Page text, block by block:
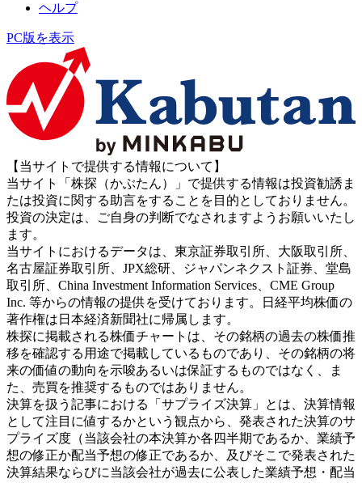
ヘルプ
PC版を表示
【当サイトで提供する情報について】
当サイト「株探（かぶたん）」で提供する情報は投資勧誘ま
たは投資に関する助言をすることを目的としておりません。
投資の決定は、ご自身の判断でなされますようお願いいたし
ます。
当サイトにおけるデータは、東京証券取引所、大阪取引所、
名古屋証券取引所、JPX総研、ジャパンネクスト証券、堂島
取引所、China Investment Information Services、CME Group
Inc. 等からの情報の提供を受けております。日経平均株価の
著作権は日本経済新聞社に帰属します。
株探に掲載される株価チャートは、その銘柄の過去の株価推
移を確認する用途で掲載しているものであり、その銘柄の将
来の価値の動向を示唆あるいは保証するものではなく、ま
た、売買を推奨するものではありません。
決算を扱う記事における「サプライズ決算」とは、決算情報
として注目に値するかという観点から、発表された決算のサ
プライズ度（当該会社の本決算か各四半期であるか、業績予
想の修正か配当予想の修正であるか、及びそこで発表された
決算結果ならびに当該会社が過去に公表した業績予想・配当